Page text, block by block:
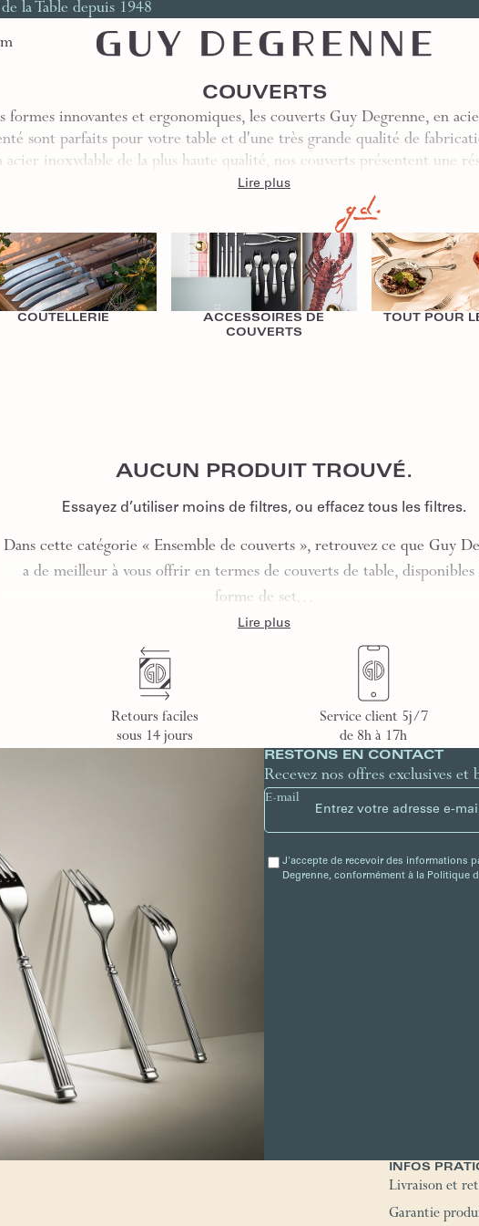
la Table depuis 1948
COUVERTS
formes innovantes et ergonomiques, les couverts Guy Degrenne, en
sont parfaits pour votre table et d'une très grande qualité de
acier inoxydable de la plus haute qualité, nos couverts présentent une
Lire plus
COUTELLERIE
Accessoires de Couverts
ACCESSOIRES DE
COUVERTS
Tout pour le service
TOUT POUR
AUCUN PRODUIT TROUVÉ.
Essayez d’utiliser moins de filtres, ou effacez tous les filtres.
Dans cette catégorie « Ensemble de couverts », retrouvez ce que Guy
a de meilleur à vous offrir en termes de couverts de table, disponibles
forme de set…
Lire plus
Retours faciles
sous 14 jours
Service client 5j/7
de 8h à 17h
RESTONS EN CONTACT
Recevez nos offres exclusives et
E-mail
J'accepte de recevoir des informations
Degrenne, conformément à la Politique
INFOS
Livraison et
Garantie